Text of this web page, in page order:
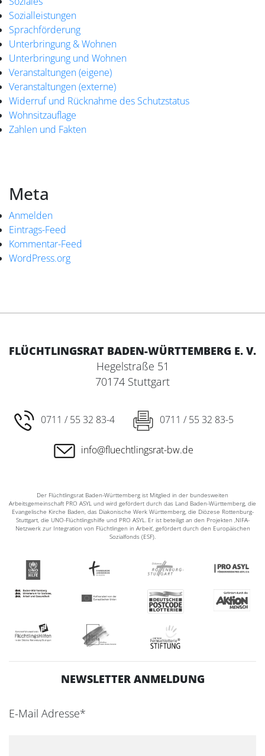
Sozialleistungen
Sprachförderung
Unterbringung & Wohnen
Unterbringung und Wohnen
Veranstaltungen (eigene)
Veranstaltungen (externe)
Widerruf und Rücknahme des Schutzstatus
Wohnsitzauflage
Zahlen und Fakten
Meta
Anmelden
Eintrags-Feed
Kommentar-Feed
WordPress.org
FLÜCHTLINGSRAT BADEN-WÜRTTEMBERG E. V.
Hegelstraße 51
70174 Stuttgart
0711 / 55 32 83-4 0711 / 55 32 83-5
info@fluechtlingsrat-bw.de
Der Flüchtlingsrat Baden-Württemberg ist Mitglied in der bundesweiten
Arbeitsgemeinschaft PRO ASYL und wird gefördert durch das Land Baden-Württemberg, die
Evangelische Kirche Baden, das Diakonische Werk Württemberg, die Diözese Rottenburg-
Stuttgart, die UNO-Flüchtlingshilfe und PRO ASYL. Er ist beteiligt an den Projekten ‚NIFA-
Netzwerk zur Integration von Flüchtlingen in Arbeit‘, gefördert durch den Europäischen
Sozialfonds (ESF).
NEWSLETTER ANMELDUNG
E-Mail Adresse*